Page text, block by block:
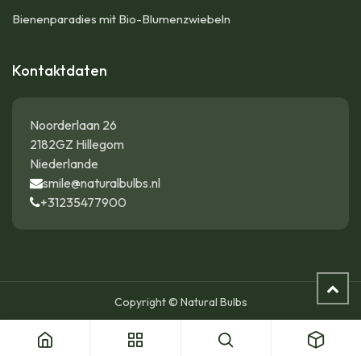
Bienenparadies mit Bio-Blumenzwiebeln
Kontaktdaten
Noorderlaan 26
2182GZ Hillegom
Niederlande
smile@naturalbulbs.nl
+31235477900
Copyright © Natural Bulbs